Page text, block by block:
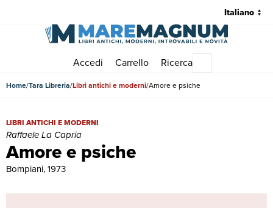
Accedi Carrello Ricerca
Home Tara Libreria Libri antichi e moderni Amore e psiche
Amore e psiche
Amore e psiche | Libri antichi e moderni | Raffaele La Capria
LIBRI ANTICHI E MODERNI
Raffaele La Capria
Bompiani, 1973